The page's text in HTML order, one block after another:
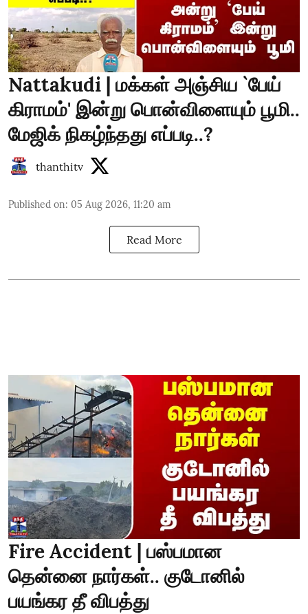
Nattakudi | மக்கள் அஞ்சிய `பேய்
கிராமம்' இன்று பொன்விளையும் பூமி..
மேஜிக் நிகழ்ந்தது எப்படி..?
thanthitv
Published on: 05 Aug 2026, 11:20 am
Read More
Fire Accident | பஸ்பமான
தென்னை நார்கள்.. குடோனில்
பயங்கர தீ விபத்து